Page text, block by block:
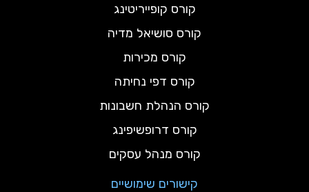
קורס קופייריטינג
קורס סושיאל מדיה
קורס מכירות
קורס דפי נחיתה
קורס הנהלת חשבונות
קורס דרופשיפינג
קורס מנהל עסקים
קישורים שימושיים